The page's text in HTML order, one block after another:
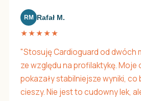
RM Rafał M.
★★★★★
"Stosuję Cardioguard od dwóch
ze względu na profilaktykę. Moje
pokazały stabilniejsze wyniki, co
cieszy. Nie jest to cudowny lek,